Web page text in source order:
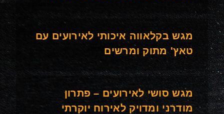
מגש בקלאווה איכותי לאירועים עם
טאץ' מתוק ומרשים
מגש סושי לאירועים – פתרון
מודרני ומדויק לאירוח יוקרתי